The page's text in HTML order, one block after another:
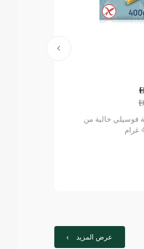
فوسيلي خالية من
عرض المزيد